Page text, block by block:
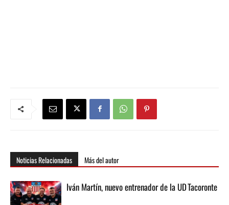
Noticias Relacionadas Más del autor
Iván Martín, nuevo entrenador de la UD Tacoronte